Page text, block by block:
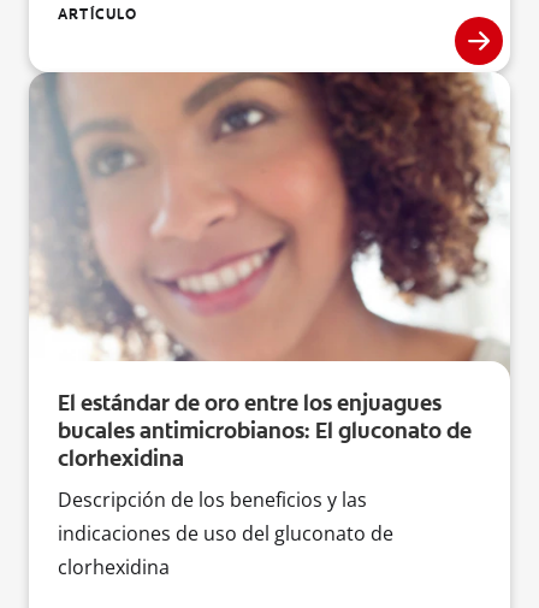
enjuagues bucales medicamentados, que
mejorar la salud tanto bucal como general de
sus pacientes.
ARTÍCULO
El estándar de oro entre los enjuagues
bucales antimicrobianos: El gluconato de
clorhexidina
Descripción de los beneficios y las
indicaciones de uso del gluconato de
clorhexidina